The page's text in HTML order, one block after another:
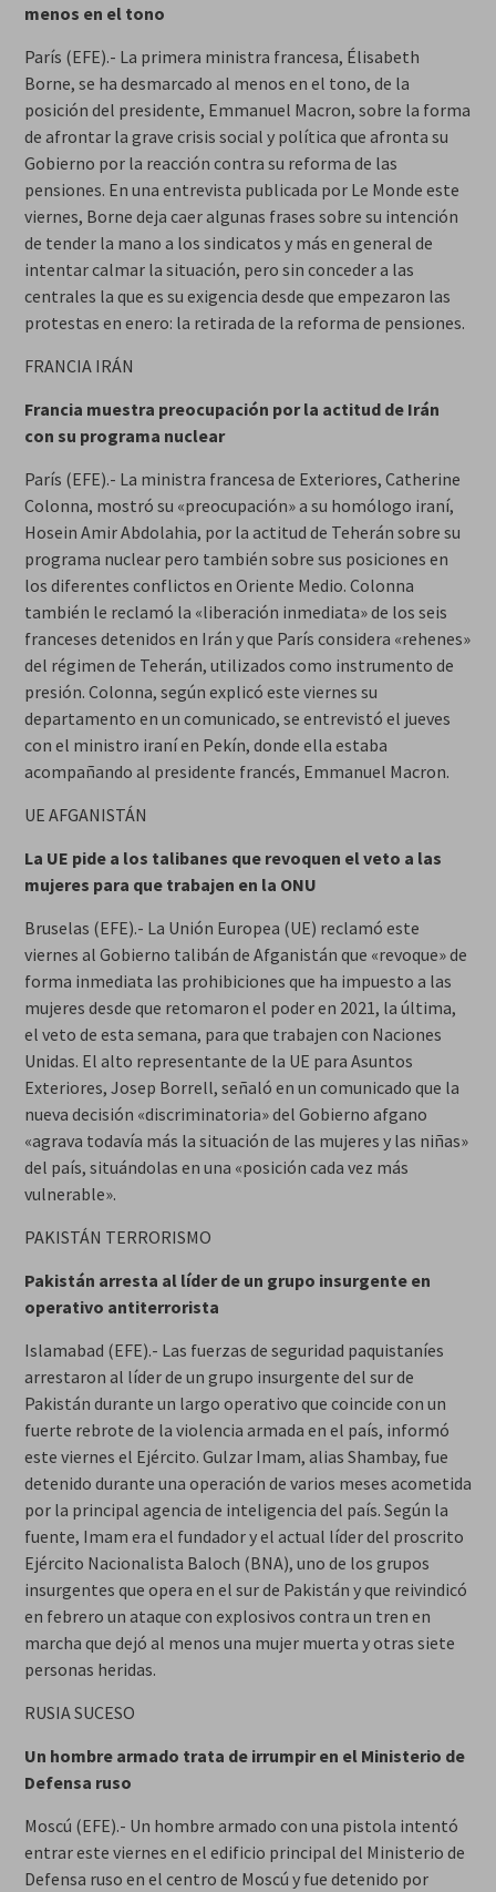
menos en el tono
París (EFE).- La primera ministra francesa, Élisabeth
Borne, se ha desmarcado al menos en el tono, de la
posición del presidente, Emmanuel Macron, sobre la forma
de afrontar la grave crisis social y política que afronta su
Gobierno por la reacción contra su reforma de las
pensiones. En una entrevista publicada por Le Monde este
viernes, Borne deja caer algunas frases sobre su intención
de tender la mano a los sindicatos y más en general de
intentar calmar la situación, pero sin conceder a las
centrales la que es su exigencia desde que empezaron las
protestas en enero: la retirada de la reforma de pensiones.
FRANCIA IRÁN
Francia muestra preocupación por la actitud de Irán
con su programa nuclear
París (EFE).- La ministra francesa de Exteriores, Catherine
Colonna, mostró su «preocupación» a su homólogo iraní,
Hosein Amir Abdolahia, por la actitud de Teherán sobre su
programa nuclear pero también sobre sus posiciones en
los diferentes conflictos en Oriente Medio. Colonna
también le reclamó la «liberación inmediata» de los seis
franceses detenidos en Irán y que París considera «rehenes»
del régimen de Teherán, utilizados como instrumento de
presión. Colonna, según explicó este viernes su
departamento en un comunicado, se entrevistó el jueves
con el ministro iraní en Pekín, donde ella estaba
acompañando al presidente francés, Emmanuel Macron.
UE AFGANISTÁN
La UE pide a los talibanes que revoquen el veto a las
mujeres para que trabajen en la ONU
Bruselas (EFE).- La Unión Europea (UE) reclamó este
viernes al Gobierno talibán de Afganistán que «revoque» de
forma inmediata las prohibiciones que ha impuesto a las
mujeres desde que retomaron el poder en 2021, la última,
el veto de esta semana, para que trabajen con Naciones
Unidas. El alto representante de la UE para Asuntos
Exteriores, Josep Borrell, señaló en un comunicado que la
nueva decisión «discriminatoria» del Gobierno afgano
«agrava todavía más la situación de las mujeres y las niñas»
del país, situándolas en una «posición cada vez más
vulnerable».
PAKISTÁN TERRORISMO
Pakistán arresta al líder de un grupo insurgente en
operativo antiterrorista
Islamabad (EFE).- Las fuerzas de seguridad paquistaníes
arrestaron al líder de un grupo insurgente del sur de
Pakistán durante un largo operativo que coincide con un
fuerte rebrote de la violencia armada en el país, informó
este viernes el Ejército. Gulzar Imam, alias Shambay, fue
detenido durante una operación de varios meses acometida
por la principal agencia de inteligencia del país. Según la
fuente, Imam era el fundador y el actual líder del proscrito
Ejército Nacionalista Baloch (BNA), uno de los grupos
insurgentes que opera en el sur de Pakistán y que reivindicó
en febrero un ataque con explosivos contra un tren en
marcha que dejó al menos una mujer muerta y otras siete
personas heridas.
RUSIA SUCESO
Un hombre armado trata de irrumpir en el Ministerio de
Defensa ruso
Moscú (EFE).- Un hombre armado con una pistola intentó
entrar este viernes en el edificio principal del Ministerio de
Defensa ruso en el centro de Moscú y fue detenido por